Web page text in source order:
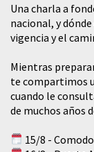
​Una charla a
nacional, y
vigencia y el
Mientras
te compartimos
cuando le
de muchos años
15/8 -